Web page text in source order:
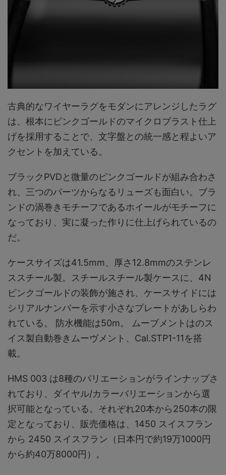
古典的なワイヤーラグをモダンにアレンジしたラグ
は、根本にピンクゴールドのマイクロブラスト仕上
げを採用することで、文字盤との統一感と程よいア
クセントを加えている。
ブラックPVDと微量のピンクゴールドが組み合わさ
れ、三つのパーツからなるリューズも面白い。ブラ
ンドの渦巻きモチーフであるホイールがモチーフに
なっており、実に凝った作りに仕上げられているの
だ。
ケースサイズは41.5mm、厚さ12.8mmのステンレ
ススチール製。スチールスチール製ケースに、4N
ピンクゴールドの装飾が施され、ケースサイドには
シリアルナンバーを示す小さなプレートがあしらわ
れている。 防水機能は50m。 ムーブメントはのス
イス製自動巻きムーヴメント、Cal.STP1-11を搭
載。
HMS 003 は8種のバリエーションがラインナップさ
れており、ダイヤル/カラーバリエーションから選
択可能となっている。それぞれ20本から250本の限
定となっており、販売価格は、1450 スイスフラン
から 2450 スイスフラン（日本円で約19万1000円
から約40万8000円）。